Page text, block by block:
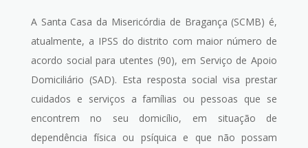
A Santa Casa da Misericórdia de Bragança (SCMB) é,
atualmente, a IPSS do distrito com maior número de
acordo social para utentes (90), em Serviço de Apoio
Domiciliário (SAD). Esta resposta social visa prestar
cuidados e serviços a famílias ou pessoas que se
encontrem no seu domicílio, em situação de
dependência física ou psíquica e que não possam